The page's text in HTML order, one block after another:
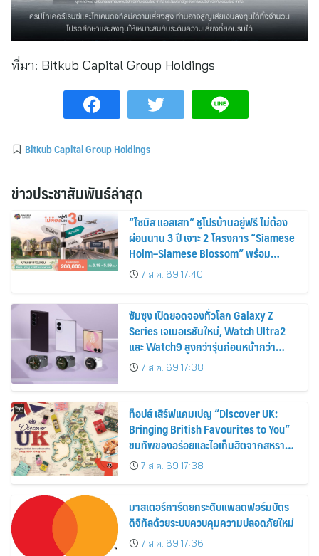
ที่มา: Bitkub Capital Group Holdings
Bitkub Capital Group Holdings
ข่าวประชาสัมพันธ์ล่าสุด
“ไซมิส แอสเสท” ชูโปรบ้านอยู่ฟรี ไม่ต้อง
ผ่อนนาน 3 ปี เจาะ 2 โครงการ “Siamese
Holm–Siamese Blossom” พร้อม
ส่วนลดและสิทธิพิเศษถึง 31 สิงหาคม
2569
7 ส.ค. 69 17:40
ซัมซุง เปิดยอดจองทั่วโลก Galaxy Z
Series เจเนอเรชันใหม่, Watch Ultra2
และ Watch9 สูงกว่ารุ่นก่อนหน้ากว่า
30%7 ส.ค. 69 17:38
ท็อปส์ เสิร์ฟแคมเปญ “Discover UK:
Bringing British Favourites to You”
ขนทัพของอร่อยและไอเท็มฮิตจากสหราช
อาณาจักร ส่งตรงถึงมือตั้งแต่วันนี้ – 18
สิงหาคมนี้
7 ส.ค. 69 17:38
มาสเตอร์การ์ดยกระดับแพลตฟอร์มบัตร
ดิจิทัลด้วยระบบควบคุมความปลอดภัยใหม่
7 ส.ค. 69 17:36